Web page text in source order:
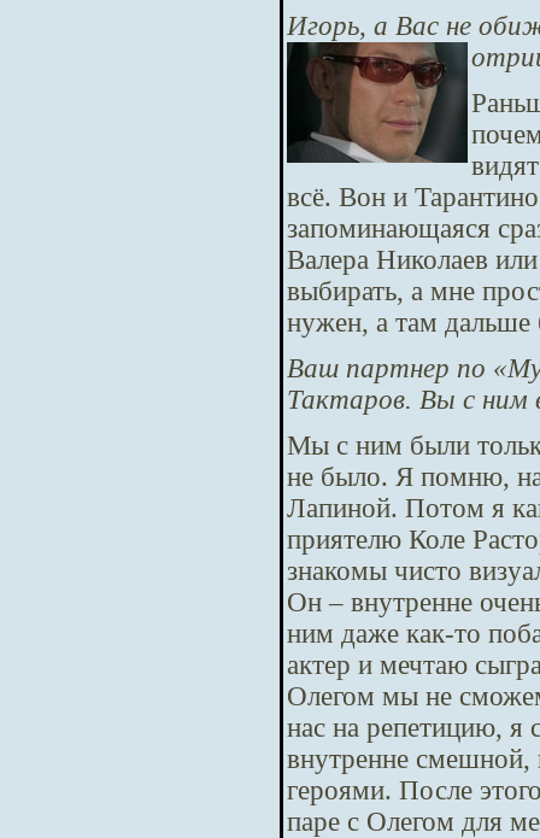
Игорь, а Вас не
всё. Вон и
запоминающаяся
Валера Николаев
выбирать, а мне
нужен, а там дальше
Ваш партнер по
Тактаров. Вы с ним в
Мы с ним были
не было. Я помню,
Лапиной. Потом я
приятелю Коле
знакомы чисто
Он – внутренне
ним даже как-то
актер и мечтаю
Олегом мы не
нас на репетицию, я
внутренне смешной,
героями. После
паре с Олегом для